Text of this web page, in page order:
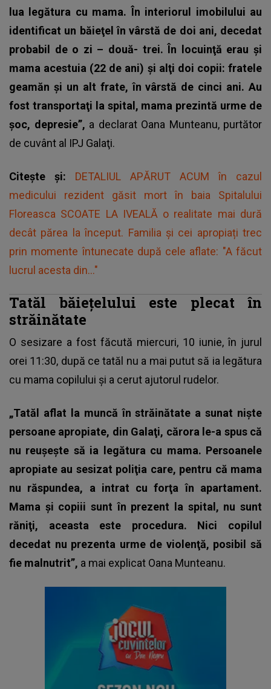
lua legătura cu mama. În interiorul imobilului au
identificat un băieţel în vârstă de doi ani, decedat
probabil de o zi – două- trei. În locuinţă erau şi
mama acestuia (22 de ani) şi alţi doi copii: fratele
geamăn şi un alt frate, în vârstă de cinci ani. Au
fost transportaţi la spital, mama prezintă urme de
şoc, depresie”, a declarat Oana Munteanu, purtător
de cuvânt al IPJ Galaţi.
Citește și: DETALIUL APĂRUT ACUM în cazul
medicului rezident găsit mort în baia Spitalului
Floreasca SCOATE LA IVEALĂ o realitate mai dură
decât părea la început. Familia și cei apropiați trec
prin momente întunecate după cele aflate: "A făcut
lucrul acesta din..."
Tatăl băiețelului este plecat în
străinătate
O sesizare a fost făcută miercuri, 10 iunie, în jurul
orei 11:30, după ce tatăl nu a mai putut să ia legătura
cu mama copilului și a cerut ajutorul rudelor.
„Tatăl aflat la muncă în străinătate a sunat nişte
persoane apropiate, din Galaţi, cărora le-a spus că
nu reuşeşte să ia legătura cu mama. Persoanele
apropiate au sesizat poliţia care, pentru că mama
nu răspundea, a intrat cu forţa în apartament.
Mama şi copiii sunt în prezent la spital, nu sunt
răniţi, aceasta este procedura. Nici copilul
decedat nu prezenta urme de violenţă, posibil să
fie malnutrit”, a mai explicat Oana Munteanu.